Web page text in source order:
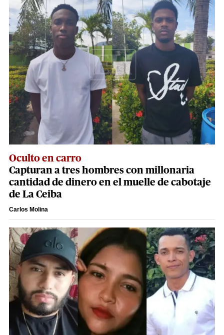
Oculto en carro
Capturan a tres hombres con millonaria
cantidad de dinero en el muelle de cabotaje
de La Ceiba
Carlos Molina